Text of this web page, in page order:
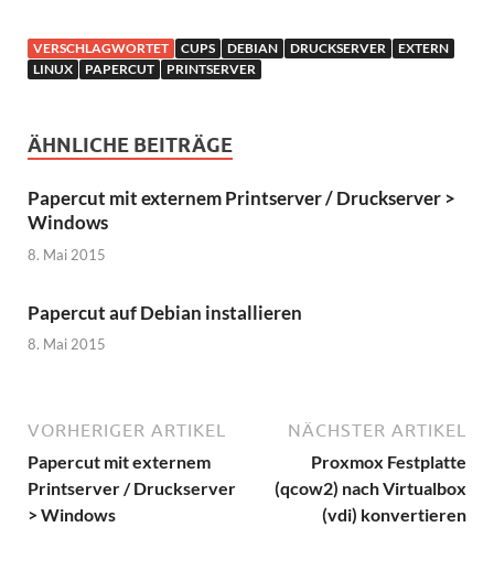
VERSCHLAGWORTET CUPS DEBIAN DRUCKSERVER
EXTERN
LINUX
PAPERCUT PRINTSERVER
ÄHNLICHE BEITRÄGE
Papercut mit externem Printserver / Druckserver >
Windows
8. Mai 2015
Papercut auf Debian installieren
8. Mai 2015
VORHERIGER ARTIKEL
Papercut mit externem
Printserver / Druckserver
> Windows
NÄCHSTER ARTIKEL
Proxmox Festplatte
(qcow2) nach Virtualbox
(vdi) konvertieren